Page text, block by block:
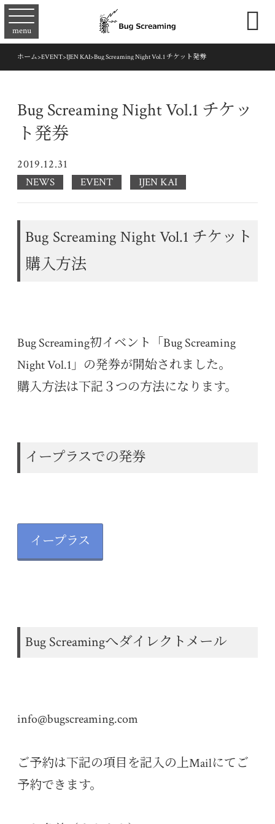
menu 
ホーム>EVENT>IJEN KAI>Bug Screaming Night Vol.1 チケット発券
Bug Screaming Night Vol.1 チケッ
ト発券
2019.12.31
NEWS EVENT IJEN KAI
Bug Screaming Night Vol.1 チケット
購入方法
Bug Screaming初イベント「Bug Screaming
Night Vol.1」の発券が開始されました。
購入方法は下記３つの方法になります。
イープラスでの発券
イープラス
Bug Screamingへダイレクトメール
info@bugscreaming.com
ご予約は下記の項目を記入の上Mailにてご
予約できます。